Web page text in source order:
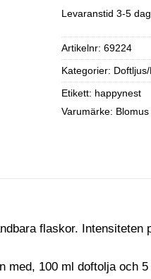
Levaranstid 3-5
Artikelnr: 69224
Kategorier:
Etikett: happynest
Varumärke: Blomus
flaskor.
med, 100 ml doftolja och